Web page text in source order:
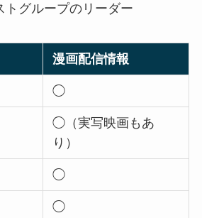
グループのリーダー
漫画配信情報
◯
◯（実写映画もあ
り）
◯
◯